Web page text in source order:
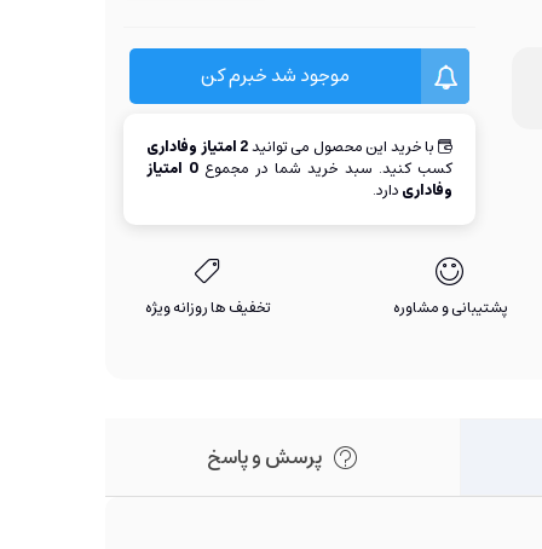
موجود شد خبرم کن
با خرید این محصول می توانید2امتیاز وفاداری
کسب کنید. سبد خرید شما در مجموع 0 امتیاز
وفاداریدارد.
پشتیبانی و مشاوره تخفیف ها روزانه ویژه
پرسش و پاسخ